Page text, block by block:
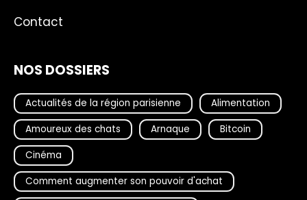
Contact
NOS DOSSIERS
Actualités de la région parisienne
Alimentation
Amoureux des chats
Arnaque
Bitcoin
Cinéma
Comment augmenter son pouvoir d'achat